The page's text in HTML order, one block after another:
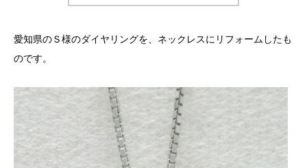
愛知県のＳ様のダイヤリングを、ネックレスにリフォームしたも
のです。